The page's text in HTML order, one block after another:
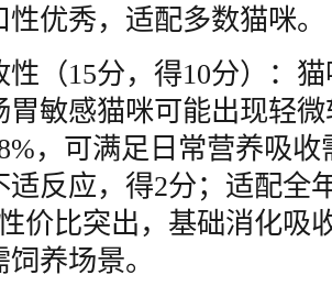
优秀，适配多数猫咪。
性（15分，得10分）：
胃敏感猫咪可能出现轻
，可满足日常营养吸
适反应，得2分；适配全
价比突出，基础消化吸
养场景。